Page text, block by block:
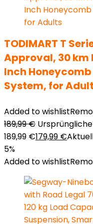
TODIMART T
Approval, 30 km
Inch
System, for
Added to wishlist
189,99€
189,99 €179,99 €
5%
Added to wishlist